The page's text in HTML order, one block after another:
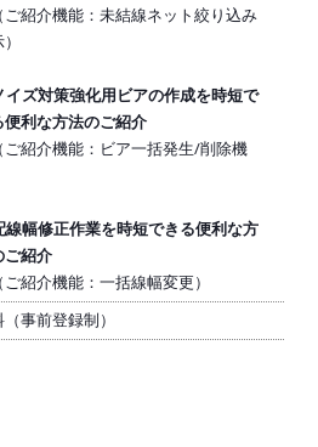
紹介機能：未結線ネット絞り込み
イズ対策強化用ビアの作成を時短で
便利な方法のご紹介
紹介機能：ビア一括発生/削除機
線幅修正作業を時短できる便利な方
ご紹介
紹介機能：一括線幅変更）
事前登録制）